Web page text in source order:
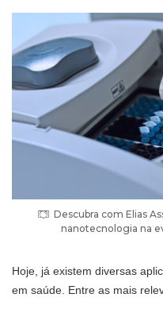
Descubra com Elias
nanotecnologia na
Hoje, já existem diversas
em saúde. Entre as mais